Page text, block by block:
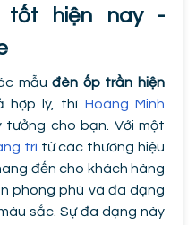
tốt hiện nay -
mẫuđèn ốp trần hiện
hợp lý, thì Hoàng Minh
tưởng cho bạn. Với một
trítừ các thương hiệu
đến cho khách hàng
phong phú và đa dạng
sắc. Sự đa dạng này